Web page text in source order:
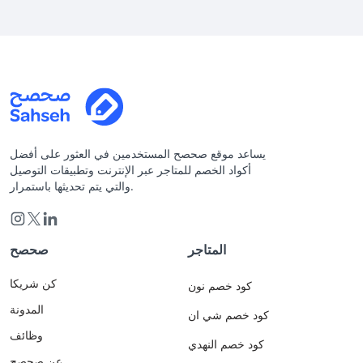
يساعد موقع صحصح المستخدمين في العثور على أفضل
أكواد الخصم للمتاجر عبر الإنترنت وتطبيقات التوصيل
والتي يتم تحديثها باستمرار.
صحصح
كن شريكا
المدونة
وظائف
المتاجر
كود خصم نون
كود خصم شي ان
كود خصم النهدي